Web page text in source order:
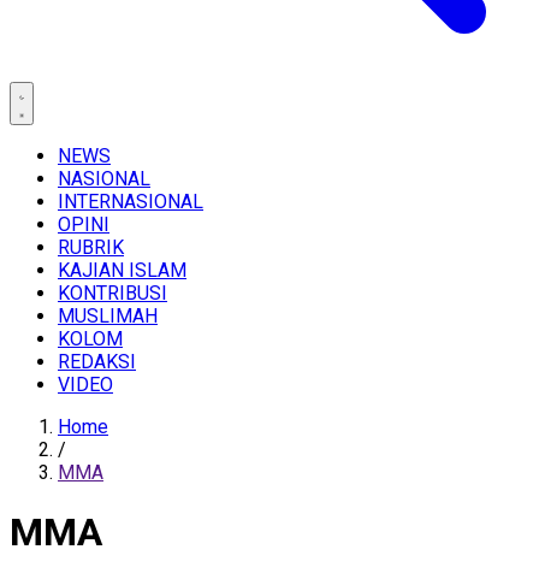
NEWS
NASIONAL
INTERNASIONAL
OPINI
RUBRIK
KAJIAN ISLAM
KONTRIBUSI
MUSLIMAH
KOLOM
REDAKSI
VIDEO
Home
/
MMA
MMA